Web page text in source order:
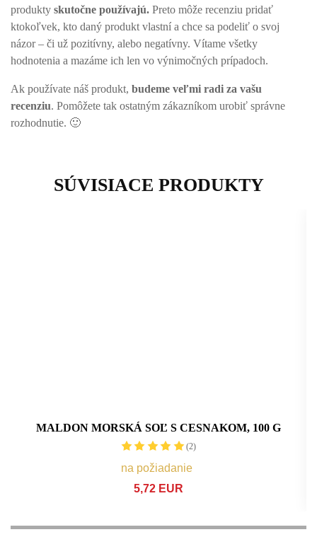
produkty skutočne používajú. Preto môže recenziu pridať
ktokoľvek, kto daný produkt vlastní a chce sa podeliť o svoj
názor – či už pozitívny, alebo negatívny. Vítame všetky
hodnotenia a mazáme ich len vo výnimočných prípadoch.
Ak používate náš produkt, budeme veľmi radi za vašu
recenziu. Pomôžete tak ostatným zákazníkom urobiť správne
rozhodnutie. 🙂
SÚVISIACE PRODUKTY
MALDON MORSKÁ SOĽ S CESNAKOM, 100 G
(2)
na požiadanie
5,72 EUR